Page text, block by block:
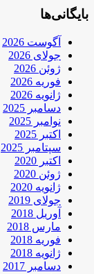
بایگانی‌ها
آگوست 2026
جولای 2026
ژوئن 2026
فوریه 2026
ژانویه 2026
دسامبر 2025
نوامبر 2025
اکتبر 2025
سپتامبر 2025
اکتبر 2020
ژوئن 2020
ژانویه 2020
جولای 2019
آوریل 2018
مارس 2018
فوریه 2018
ژانویه 2018
دسامبر 2017